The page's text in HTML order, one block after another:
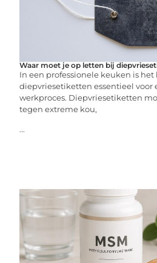
Waar moet je op letten bij
In een professionele keuken is
diepvriesetiketten essentieel voor
werkproces. Diepvriesetiketten
tegen extreme kou,
...